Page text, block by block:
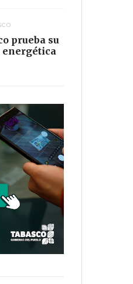
prueba su
energética